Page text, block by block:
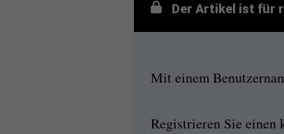
Der Artikel ist für
Mit einem
Registrieren Sie einen